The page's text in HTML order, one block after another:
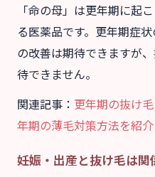
「命の母」は更年期に起
る医薬品です。更年期症
の改善は期待できますが
待できません。
関連記事： 更年期の抜け
年期の薄毛対策方法を紹介
妊娠・出産と抜け毛は関